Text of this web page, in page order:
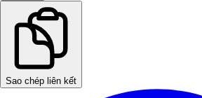
Sao chép liên kết